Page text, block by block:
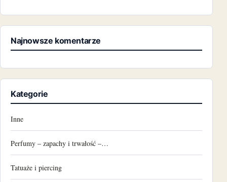
Najnowsze komentarze
Kategorie
Inne
Perfumy – zapachy i trwałość –…
Tatuaże i piercing